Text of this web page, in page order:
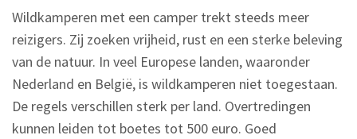
Wildkamperen met een camper trekt steeds meer
reizigers. Zij zoeken vrijheid, rust en een sterke beleving
van de natuur. In veel Europese landen, waaronder
Nederland en België, is wildkamperen niet toegestaan.
De regels verschillen sterk per land. Overtredingen
kunnen leiden tot boetes tot 500 euro. Goed